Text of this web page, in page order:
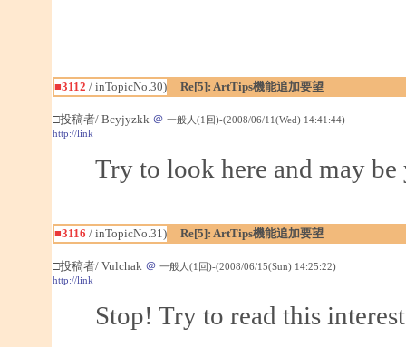
■3112 / inTopicNo.30) Re[5]: ArtTips機能追加要望
□投稿者/ Bcyjyzkk ＠ 一般人(1回)-(2008/06/11(Wed) 14:41:44)
http://link
Try to look here and may
■3116 / inTopicNo.31) Re[5]: ArtTips機能追加要望
□投稿者/ Vulchak ＠ 一般人(1回)-(2008/06/15(Sun) 14:25:22)
http://link
Stop! Try to read this